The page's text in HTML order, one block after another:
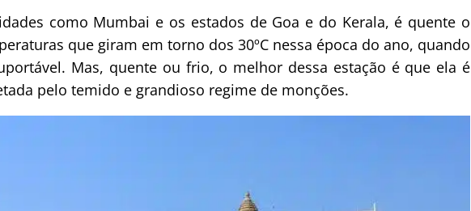
como Mumbai e os estados de Goa e do Kerala, é quente o
que giram em torno dos 30ºC nessa época do ano, quando
Mas, quente ou frio, o melhor dessa estação é que ela é
pelo temido e grandioso regime de monções.